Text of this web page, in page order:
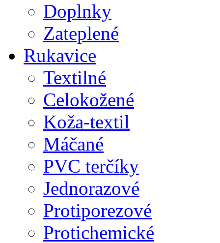
Doplnky
Zateplené
Rukavice
Textilné
Celokožené
Koža-textil
Máčané
PVC terčíky
Jednorazové
Protiporezové
Protichemické